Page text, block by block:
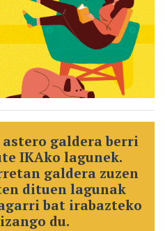
galdera berri
IKAko lagunek.
galdera zuzen
dituen lagunak
bat irabazteko
du.